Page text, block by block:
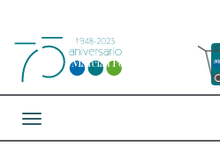
Toggle navigation